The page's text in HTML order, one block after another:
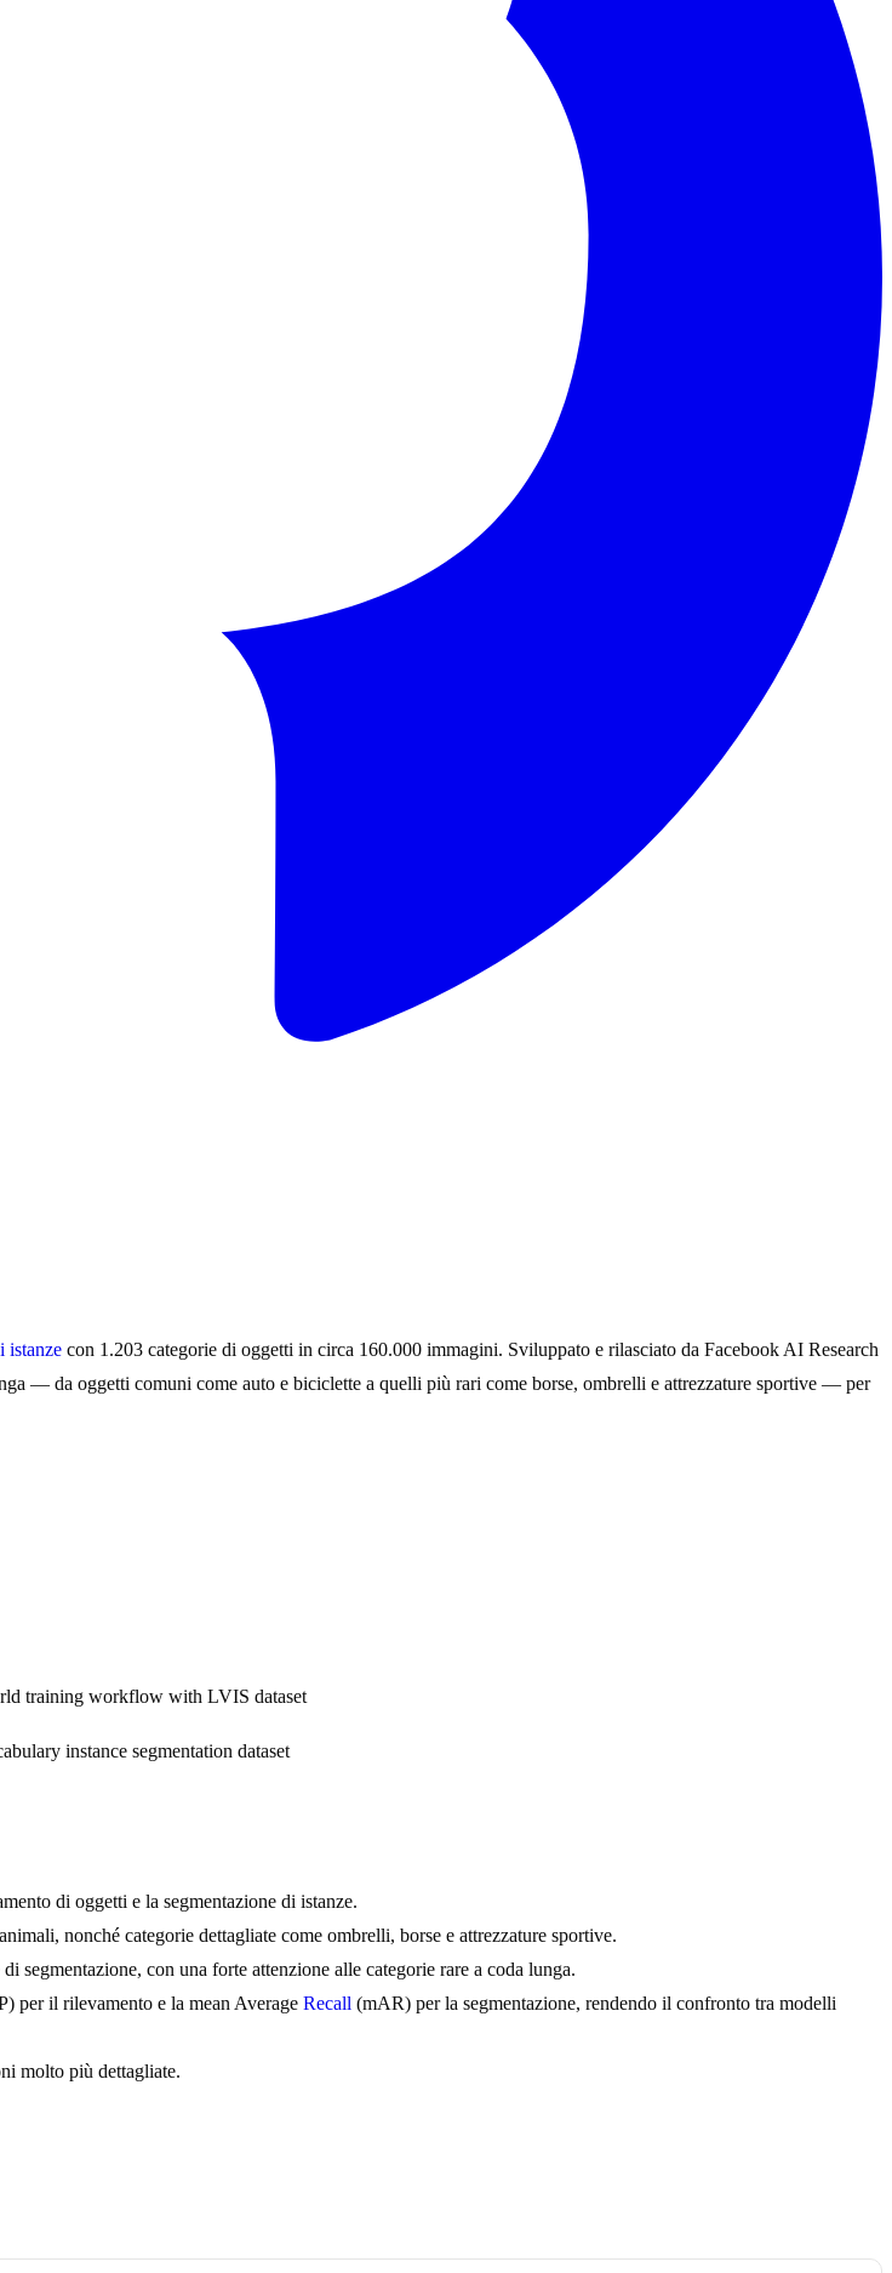
istanze con 1.203 categorie di oggetti in circa 160.000 immagini. Sviluppato e rilasciato da Facebook AI Research
— da oggetti comuni come auto e biciclette a quelli più rari come borse, ombrelli e attrezzature sportive — per
training workflow with LVIS dataset
di oggetti e la segmentazione di istanze.
nonché categorie dettagliate come ombrelli, borse e attrezzature sportive.
con una forte attenzione alle categorie rare a coda lunga.
per il rilevamento e la mean Average Recall (mAR) per la segmentazione, rendendo il confronto tra modelli
molto più dettagliate.